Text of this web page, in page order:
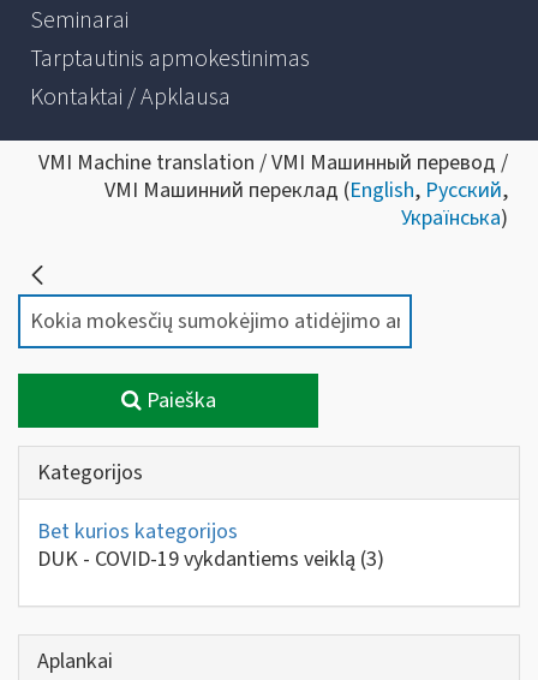
Seminarai
Tarptautinis apmokestinimas
Kontaktai / Apklausa
VMI Machine translation / VMI Машинный перевод /
VMI Машинний переклад (English, Русский,
Українська)
Paieška
Kategorijos
Bet kurios kategorijos
DUK - COVID-19 vykdantiems veiklą (3)
Aplankai